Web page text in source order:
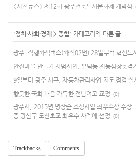
<사진뉴스> 제12회 광주건축도시문화제 개막식
'정치·사회·경제 > 종합' 카테고리의 다른 글
광주, 직행좌석버스(좌석02번) 28일부터 혁신도
안전마을 만들기 시범사업, 유덕동 자동심장충격
9일부터 광주 서구, 자동차관리사업 지도 점검 실
향긋한 국화 내음 가득한 전남여고 교정 (0)
광주시, 2015년 명상숲 조성사업 최우수상 수상
중 광산구 도산초교 최우수 사례에 선정
(0)
Trackbacks Comments